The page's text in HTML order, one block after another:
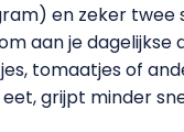
en zeker
aan je
tomaatjes of
grijpt minder